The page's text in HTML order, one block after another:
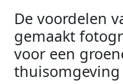
De voordelen
gemaakt
voor een
thuisomgeving